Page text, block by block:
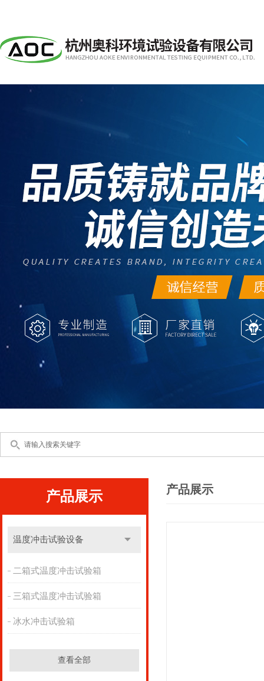
产品展示
温度冲击试验设备
二箱式温度冲击试验箱
三箱式温度冲击试验箱
冰水冲击试验箱
查看全部
产品展示